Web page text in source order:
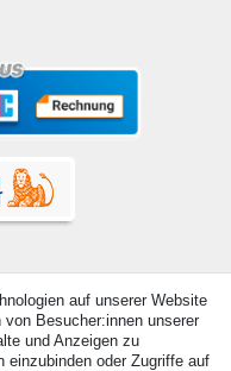
auf unserer Website
Besucher:innen unserer
und Anzeigen zu
einzubinden oder Zugriffe auf